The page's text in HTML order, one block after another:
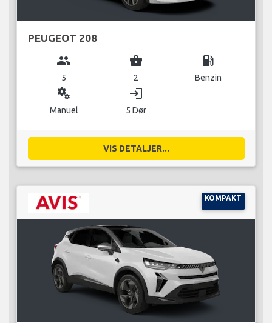
PEUGEOT 208
group
5
business_center
2
local_gas_station
Benzin
miscellaneous_services
Manuel
login
5 Dør
VIS DETALJER...
KOMPAKT